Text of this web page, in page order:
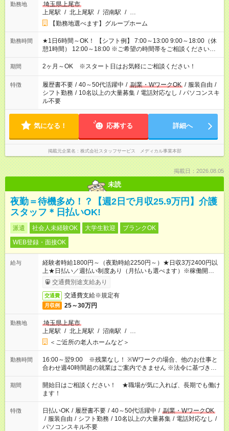
勤務地
埼玉県上尾市
上尾駅 / 北上尾駅 / 沼南駅 / …
【勤務地選べます】グループホーム
勤務時間
★1日6時間～OK！ 【シフト例】 7:00～13:00 9:00～18:00（休
憩1時間） 12:00～18:00 ※ご希望の時間帯をご相談ください。
※日勤、夜勤のみ、変則的な勤務等も相談OK！
期間 2ヶ月～OK ※スタート日はお気軽にご相談ください！
特徴 履歴書不要 / 40～50代活躍中 / 副業・WワークOK / 服装自由 /
シフト勤務 / 10名以上の大量募集 / 電話対応なし / パソコンスキ
ル不要
気になる！ 応募する 詳細へ
掲載元企業名 株式会社スタッフサービス メディカル事業本部
掲載日：2026.08.05
未読
夜勤＝待機多め！？【週2日で月収25.9万円】介護
スタッフ＊日払いOK!
派遣 社会人未経験OK 大学生歓迎
ブランクOK
WEB登録・面接OK
給与
経験者時給1800円～（夜勤時給2250円～）★日収3万2400円以
上★日払い／週払い制度あり（月払いも選べます）※稼働開始時
は手続き完了次第のお支払いとなります。
交通費別途支給あり
交通費 交通費支給※規定有
月収例 25～30万円
勤務地
埼玉県上尾市
上尾駅 / 北上尾駅 / 沼南駅 / …
＜ご近所の老人ホームなど＞
勤務時間
16:00～翌9:00 ※残業なし！ ※Wワークの場合、他のお仕事と
合わせ週40時間超の就業はご案内できません ※法令に基づき、
週20時間以上勤務は社会保険への加入対象となります ※労働者
派遣法（日雇い派遣の原則禁止）により、短時間・短期間の就
業はご案内が難しい場合があります
期間
開始日はご相談ください！ ★職場が気に入れば、長期でも働け
ます！
特徴 日払いOK / 履歴書不要 / 40～50代活躍中 / 副業・WワークOK
/ 服装自由 / シフト勤務 / 10名以上の大量募集 / 電話対応なし /
パソコンスキル不要